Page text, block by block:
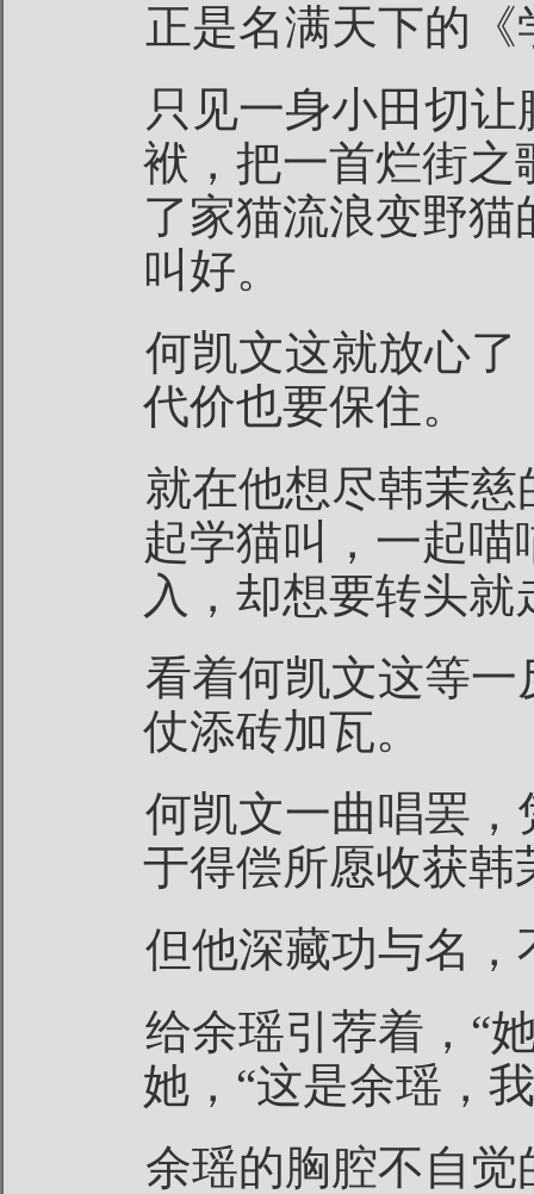
正是名满天下的《
只见一身小田切
袱，把一首烂街之
了家猫流浪变野
叫好。
何凯文这就放心
代价也要保住。
就在他想尽韩茉
起学猫叫，一起喵
入，却想要转头就
看着何凯文这等
仗添砖加瓦。
何凯文一曲唱罢
于得偿所愿收获韩
但他深藏功与名
给余瑶引荐着，“
她，“这是余瑶，
余瑶的胸腔不自